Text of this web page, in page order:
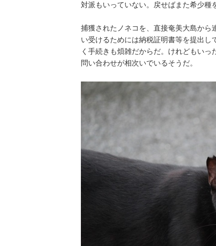
対派もいっていない。戻せばまた希少種
捕獲されたノネコを、直接奄美大島から
い受けるためには納税証明書等を提出し
く手続きも煩雑だからだ。けれどもい
問い合わせが相次いでいるそうだ。